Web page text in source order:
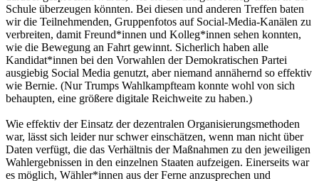
Schule überzeugen könnten. Bei diesen und anderen Treffen baten
wir die Teilnehmenden, Gruppenfotos auf Social-Media-Kanälen zu
verbreiten, damit Freund*innen und Kolleg*innen sehen konnten,
wie die Bewegung an Fahrt gewinnt. Sicherlich haben alle
Kandidat*innen bei den Vorwahlen der Demokratischen Partei
ausgiebig Social Media genutzt, aber niemand annähernd so effektiv
wie Bernie. (Nur Trumps Wahlkampfteam konnte wohl von sich
behaupten, eine größere digitale Reichweite zu haben.)
Wie effektiv der Einsatz der dezentralen Organisierungsmethoden
war, lässt sich leider nur schwer einschätzen, wenn man nicht über
Daten verfügt, die das Verhältnis der Maßnahmen zu den jeweiligen
Wahlergebnissen in den einzelnen Staaten aufzeigen. Einerseits war
es möglich, Wähler*innen aus der Ferne anzusprechen und